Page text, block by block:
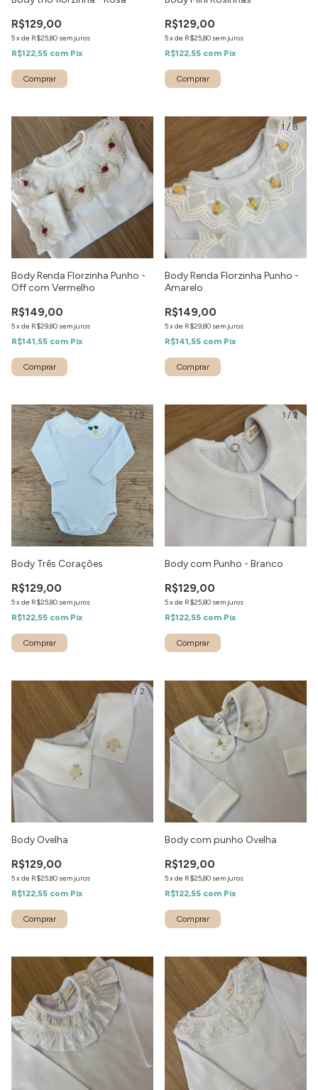
R$129,00
5xde R$25,80 sem juros
R$122,55 com Pix
Comprar
R$129,00
5xde R$25,80 sem juros
R$122,55 com Pix
1 / 8
Body Renda Florzinha Punho -
Off com Vermelho
R$149,00
5xde R$29,80 sem juros
R$141,55 com Pix
1/8
Body Renda Florzinha Punho -
Amarelo
R$149,00
5xde R$29,80 sem juros
R$141,55 com Pix
1/2
Body Três Corações
R$129,00
5xde R$25,80 sem juros
R$122,55 com Pix
1 /2
Body com Punho - Branco
R$129,00
5xde R$25,80 sem juros
R$122,55 com Pix
1/ 2
Body Ovelha
R$129,00
5xde R$25,80 sem juros
R$122,55 com Pix
1 / 4
Body com punho Ovelha
R$129,00
5xde R$25,80 sem juros
R$122,55 com Pix
1/ 2 1 / 2